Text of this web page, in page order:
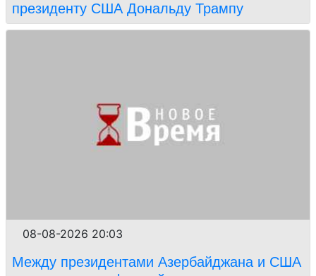
президенту США Дональду Трампу
08-08-2026 20:03
Между президентами Азербайджана и США